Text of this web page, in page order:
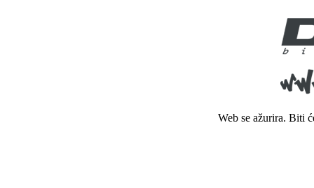
Web se ažurira. Biti